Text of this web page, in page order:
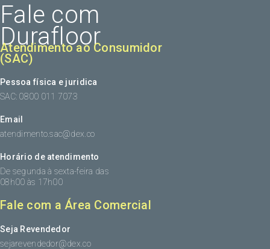
Fale com
Durafloor
Atendimento ao Consumidor
(SAC)
Pessoa física e juridica
SAC: 0800 011 7073
Email
atendimento.sac@dex.co
Horário de atendimento
De segunda à sexta-feira das
08h00 às 17h00
Fale com a Área Comercial
Seja Revendedor
sejarevendedor@dex.co